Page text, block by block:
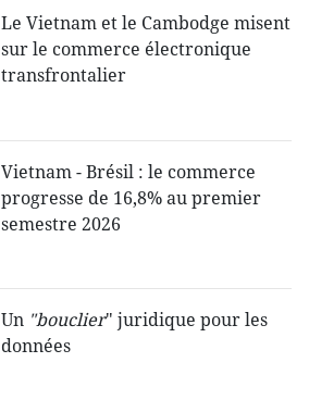
Le Vietnam et le Cambodge misent
sur le commerce électronique
transfrontalier
Vietnam - Brésil : le commerce
progresse de 16,8% au premier
semestre 2026
Un "bouclier" juridique pour les
données